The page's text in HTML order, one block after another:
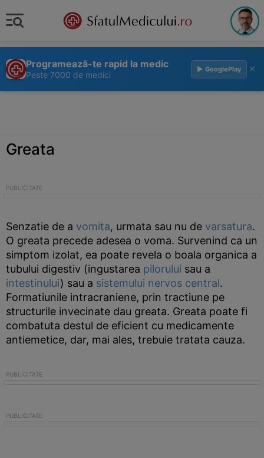
Programează-te rapid la medic
Peste 7000 de medici
▶ GooglePlay ×
Greata
Senzatie de a vomita, urmata sau nu de varsatura.
O greata precede adesea o voma. Survenind ca un
simptom izolat, ea poate revela o boala organica a
tubului digestiv (ingustarea pilorului sau a
intestinului) sau a sistemului nervos central.
Formatiunile intracraniene, prin tractiune pe
structurile invecinate dau greata. Greata poate fi
combatuta destul de eficient cu medicamente
antiemetice, dar, mai ales, trebuie tratata cauza.